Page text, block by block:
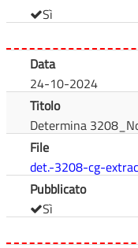
Sì
Data
24-10-2024
Titolo
Determina
File
det.-3208-cg-
Pubblicato
Sì